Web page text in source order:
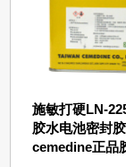
施敏打硬LN-
胶水电池密封胶
cemedine正品